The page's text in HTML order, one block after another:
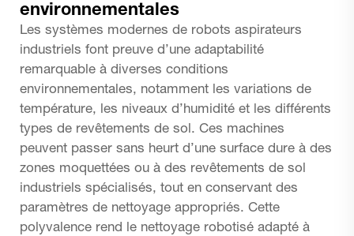
environnementales
Les systèmes modernes de robots aspirateurs
industriels font preuve d’une adaptabilité
remarquable à diverses conditions
environnementales, notamment les variations de
température, les niveaux d’humidité et les différents
types de revêtements de sol. Ces machines
peuvent passer sans heurt d’une surface dure à des
zones moquettées ou à des revêtements de sol
industriels spécialisés, tout en conservant des
paramètres de nettoyage appropriés. Cette
polyvalence rend le nettoyage robotisé adapté à